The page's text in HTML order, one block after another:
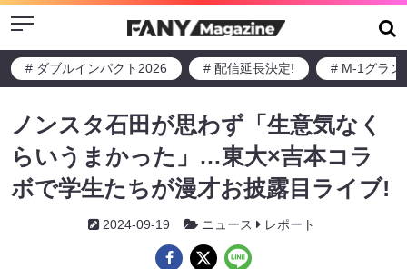
Menu
# ダブルインパクト2026 # 配信延長決定! # M-1グラン
ノンスタ石田が思わず「生意気なく
らいうまかった」…東大×吉本コラ
ボで学生たちが漫才お披露目ライブ!
2024-09-19 ニュース レポート